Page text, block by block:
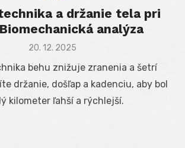
a držanie tela pri
analýza
Posted
20. 12. 2025
behu znižuje zranenia a šetrí
držanie, došľap a kadenciu, aby bol
kilometer ľahší a rýchlejší.